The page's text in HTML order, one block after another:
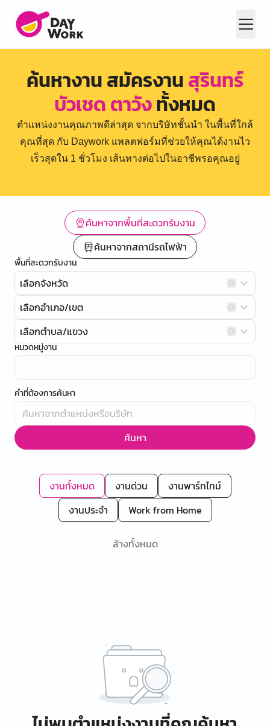
ค้นหางาน สมัครงานสุรินทร์
บัวเชด ตาวังทั้งหมด
ตำแหน่งงานคุณภาพดีล่าสุด จากบริษัทชั้นนำ ในพื้นที่ใกล้
คุณที่สุด กับ Daywork แพลตฟอร์มที่ช่วยให้คุณได้งานไว
เร็วสุดใน 1 ชั่วโมง เส้นทางต่อไปในอาชีพรอคุณอยู่
ค้นหาจากพื้นที่สะดวกรับงาน
ค้นหาจากสถานีรถไฟฟ้า
พื้นที่สะดวกรับงาน
เลือกจังหวัด
เลือกอำเภอ/เขต
เลือกตำบล/แขวง
หมวดหมู่งาน
คำที่ต้องการค้นหา
ค้นหา
งานทั้งหมด งานด่วน
งานพาร์ทไทม์
งานประจำ
Work from Home
ล้างทั้งหมด